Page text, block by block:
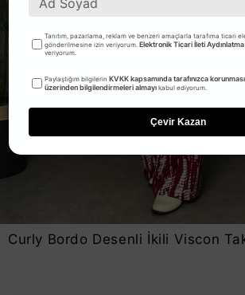
Curly Bordo Desenli İkili Viscon
Tanıtım, pazarlama, reklam ve benzeri amaçlarla tarafıma ticari
gönderilmesine izin veriyorum.Elektronik Ticari İleti
veriyorum.
Paylaştığım bilgilerinKVKK kapsamında tarafınızca
üzerinden bilgilendirmeleri almayı kabul ediyorum.
Çevir Kazan